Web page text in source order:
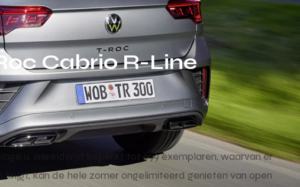
Cabrio R-Line
is wereldwijd beperkt tot 999 exemplaren, waarvan er
kan de hele zomer ongelimiteerd genieten van open